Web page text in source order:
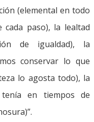
(elemental en todo
cada paso), la lealtad
de igualdad), la
conservar lo que
lo agosta todo), la
en tiempos de